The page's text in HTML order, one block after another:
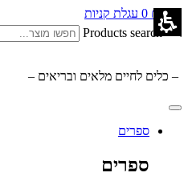
₪ 0.00
0 עגלת קניות
Products search
– כלים לחיים מלאים ובריאים –
ספרים
ספרים